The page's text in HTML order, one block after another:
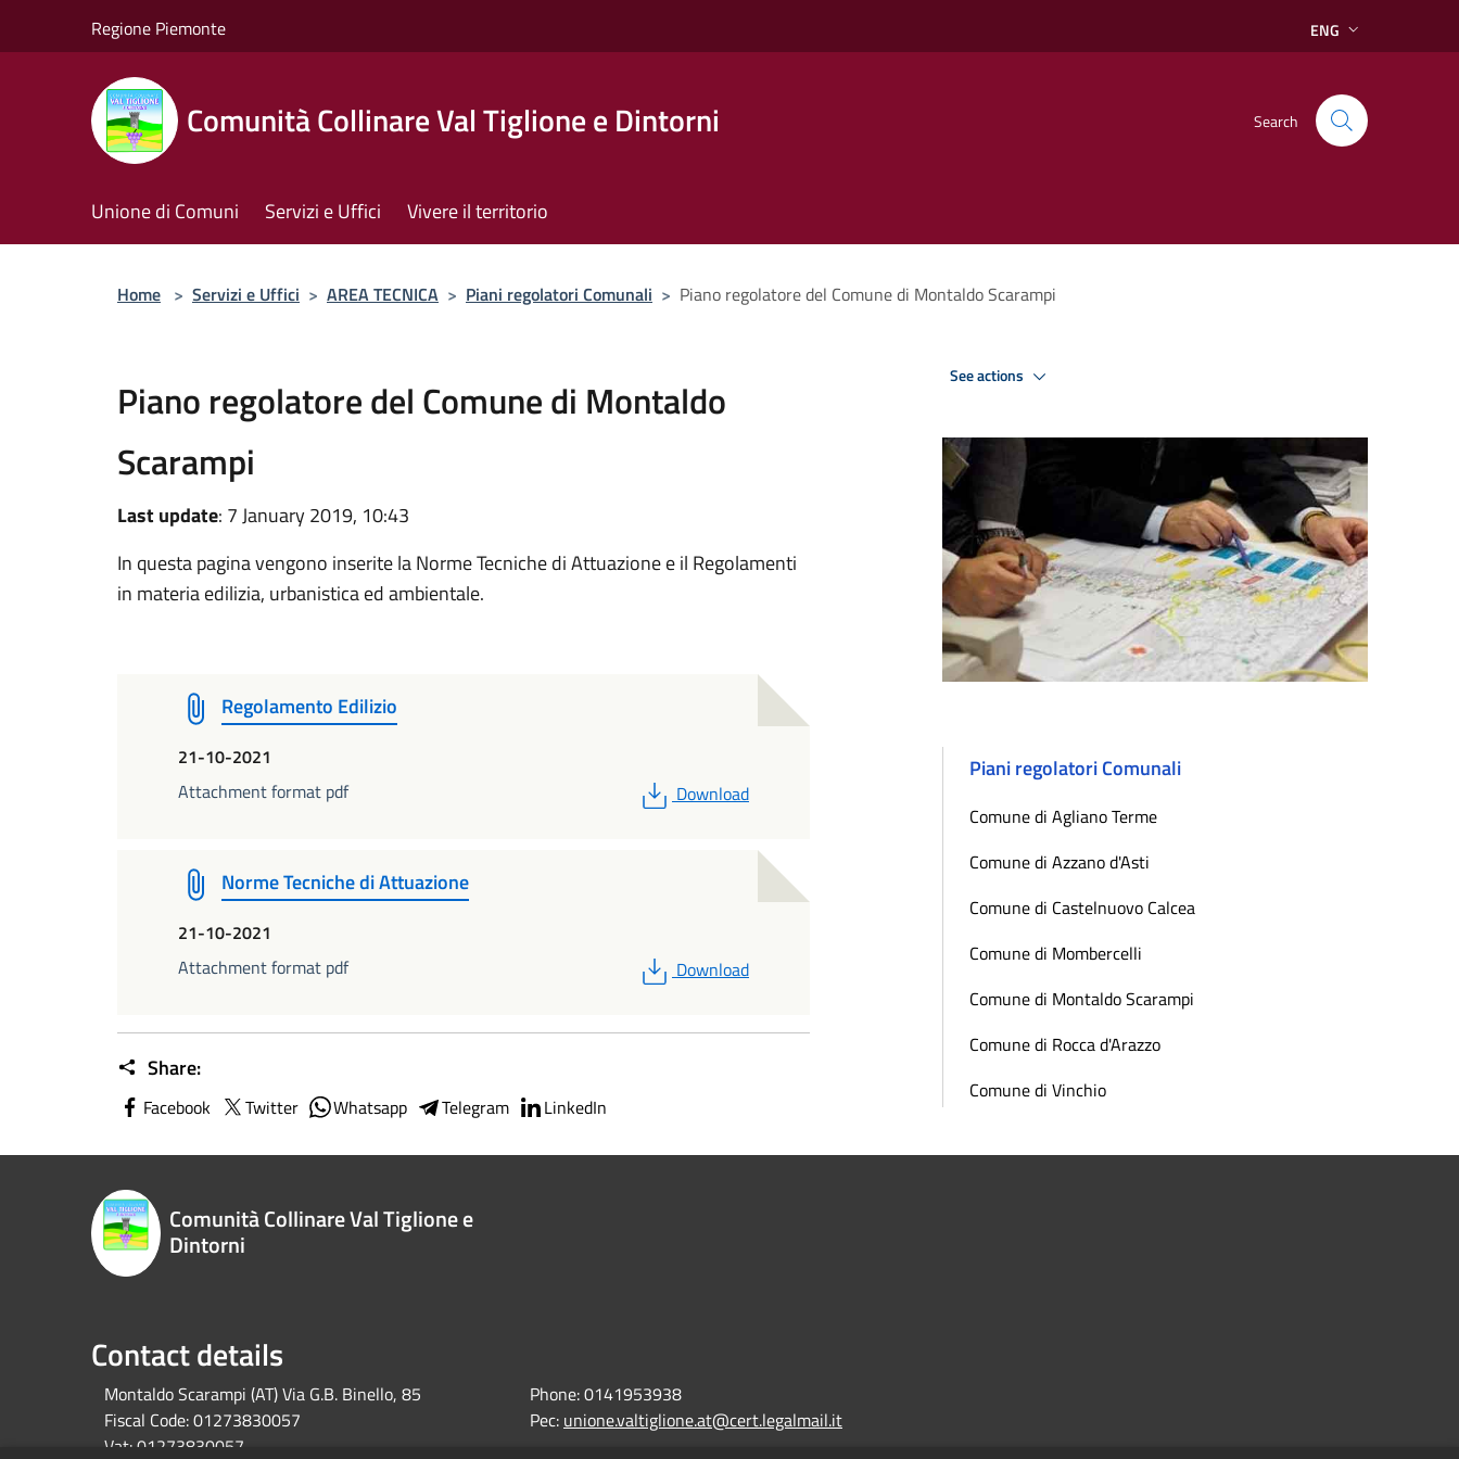
Regione Piemonte ENG
Comunità Collinare Val Tiglione e Dintorni Search
Unione di Comuni Servizi e Uffici Vivere il territorio
Home > Servizi e Uffici > AREA TECNICA > Piani regolatori Comunali > Piano regolatore del Comune di Montaldo Scarampi
Piano regolatore del Comune di Montaldo
Scarampi
Last update: 7 January 2019, 10:43
In questa pagina vengono inserite la Norme Tecniche di Attuazione e il Regolamenti
in materia edilizia, urbanistica ed ambientale.
Regolamento Edilizio
21-10-2021
Attachment format pdf
PDF
Download
Norme Tecniche di Attuazione
21-10-2021
Attachment format pdf
PDF
Download
Share:
Facebook Twitter Whatsapp Telegram LinkedIn
See actions
Piani regolatori Comunali
Comune di Agliano Terme
Comune di Azzano d'Asti
Comune di Castelnuovo Calcea
Comune di Mombercelli
Comune di Montaldo Scarampi
Comune di Rocca d'Arazzo
Comune di Vinchio
Comunità Collinare Val Tiglione e
Dintorni
Contact details
Montaldo Scarampi (AT) Via G.B. Binello, 85
Fiscal Code:01273830057
Vat:01273830057
Phone:0141953938
Pec: unione.valtiglione.at@cert.legalmail.it